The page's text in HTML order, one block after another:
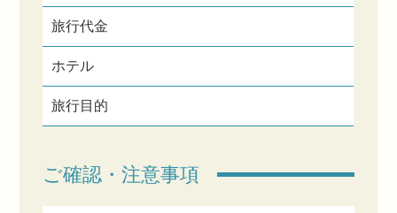
旅行代金
ホテル
旅行目的
ご確認・注意事項